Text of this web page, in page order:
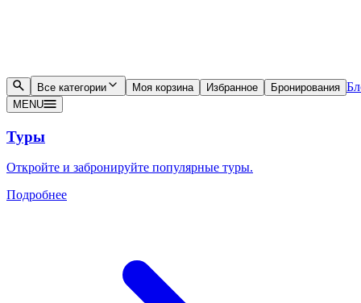
Все категории Моя корзина Избранное Бронирования
MENU
Туры
Откройте и забронируйте популярные туры.
Подробнее